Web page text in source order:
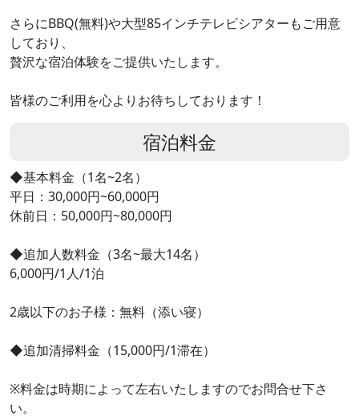
さらにBBQ(無料)や大型85インチテレビシアターもご用意
しており、
贅沢な宿泊体験をご提供いたします。
皆様のご利用を心よりお待ちしております！
宿泊料金
◆基本料金（1名~2名）
平日：30,000円~60,000円
休前日：50,000円~80,000円
◆追加人数料金（3名~最大14名）
6,000円/1人/1泊
2歳以下のお子様：無料（添い寝）
◆追加清掃料金（15,000円/1滞在）
※料金は時期によって左右いたしますのでお問合せ下さ
い。